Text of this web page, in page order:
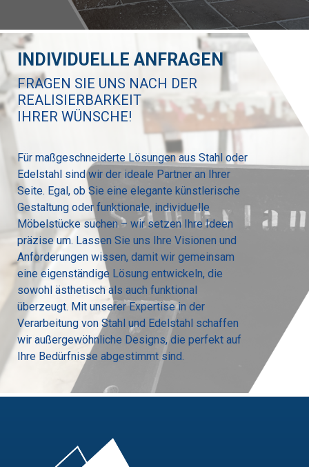
INDIVIDUELLE ANFRAGEN
FRAGEN SIE UNS NACH DER
REALISIERBARKEIT
IHRER WÜNSCHE!
Für maßgeschneiderte Lösungen aus Stahl oder
Edelstahl sind wir der ideale Partner an Ihrer
Seite. Egal, ob Sie eine elegante künstlerische
Gestaltung oder funktionale, individuelle
Möbelstücke suchen – wir setzen Ihre Ideen
präzise um. Lassen Sie uns Ihre Visionen und
Anforderungen wissen, damit wir gemeinsam
eine eigenständige Lösung entwickeln, die
sowohl ästhetisch als auch funktional
überzeugt. Mit unserer Expertise in der
Verarbeitung von Stahl und Edelstahl schaffen
wir außergewöhnliche Designs, die perfekt auf
Ihre Bedürfnisse abgestimmt sind.